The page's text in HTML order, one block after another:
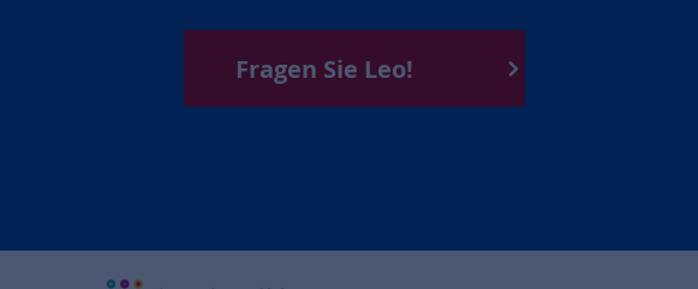
Fragen Sie Leo!